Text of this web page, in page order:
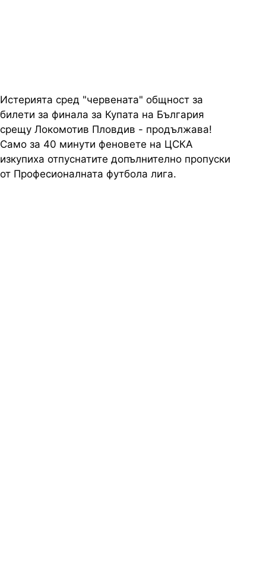
Истерията сред "червената" общност за
билети за финала за Купата на България
срещу Локомотив Пловдив - продължава!
Само за 40 минути феновете на ЦСКА
изкупиха отпуснатите допълнително пропуски
от Професионалната футбола лига.